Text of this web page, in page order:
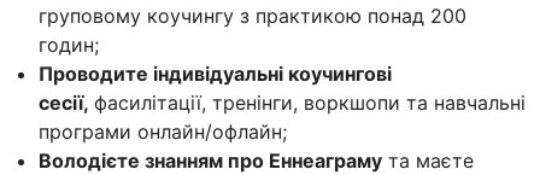
груповому коучингу з практикою понад 200
годин;
Проводите індивідуальні коучингові
сесії, фасилітації, тренінги, воркшопи та навчальні
програми онлайн/офлайн;
Володієте знанням про Еннеаграму та маєте